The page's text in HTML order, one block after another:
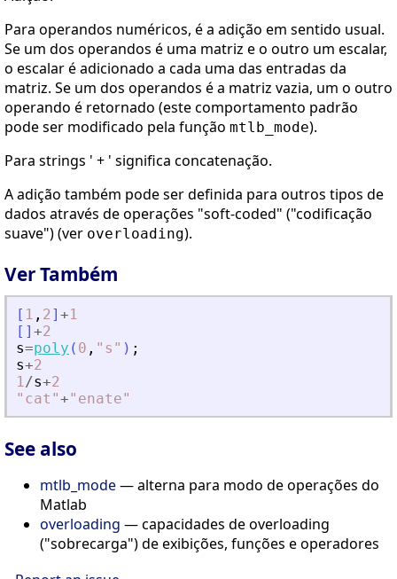
Para operandos numéricos, é a adição em sentido usual.
Se um dos operandos é uma matriz e o outro um escalar,
o escalar é adicionado a cada uma das entradas da
matriz. Se um dos operandos é a matriz vazia, um o outro
operando é retornado (este comportamento padrão
pode ser modificado pela função mtlb_mode).
Para strings ' + ' significa concatenação.
A adição também pode ser definida para outros tipos de
dados através de operações "soft-coded" ("codificação
suave") (ver overloading).
Ver Também
[ 1 , 2] +1
[ ] +2
s=poly ( 0 , " s " ) ;
s+2
1/s+2
" cat "+" enate"
See also
mtlb_mode— alterna para modo de operações do
Matlab
overloading — capacidades de overloading
("sobrecarga") de exibições, funções e operadores